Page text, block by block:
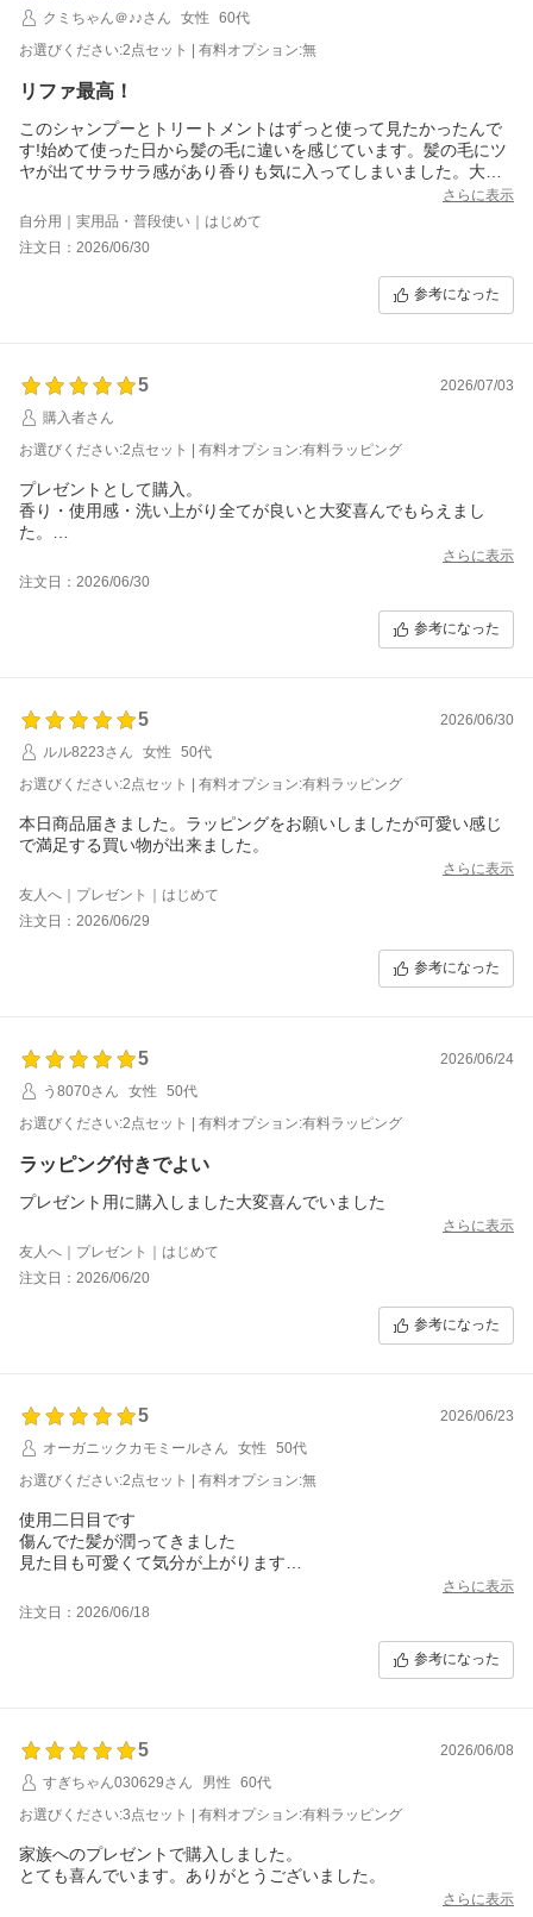
クミちゃん＠♪♪さん
女性
60代
お選びください:2点セット | 有料オプション:無
リファ最高！
このシャンプーとトリートメントはずっと使って見たかったんで
す!始めて使った日から髪の毛に違いを感じています。髪の毛にツ
ヤが出てサラサラ感があり香りも気に入ってしまいました。大フ
また購入したいと思っています。白のボトルも気になっています
(笑)本当にありがとうございました！
さらに表示
自分用｜実用品・普段使い｜はじめて
注文日：2026/06/30
参考になった
5
2026/07/03
購入者さん
お選びください:2点セット | 有料オプション:有料ラッピング
プレゼントとして購入。
香り・使用感・洗い上がり全てが良いと大変喜んでもらえまし
た。
もし髪質や肌質に合わなかったら…と一抹の不安がよぎりながら
のチョイスでしたが、流石はリファミルクピンク、評判どおりの
他サイトやバラエティショップでも取り扱っていますが、公式ギ
フトラッピングはやはり美しく特別感があり、こちらで購入して
さらに表示
注文日：2026/06/30
参考になった
5
2026/06/30
ルル8223さん
女性
50代
お選びください:2点セット | 有料オプション:有料ラッピング
本日商品届きました。ラッピングをお願いしましたが可愛い感じ
で満足する買い物が出来ました。
さらに表示
友人へ｜プレゼント｜はじめて
注文日：2026/06/29
参考になった
5
2026/06/24
う8070さん
女性
50代
お選びください:2点セット | 有料オプション:有料ラッピング
ラッピング付きでよい
プレゼント用に購入しました大変喜んでいました
さらに表示
友人へ｜プレゼント｜はじめて
注文日：2026/06/20
参考になった
5
2026/06/23
オーガニックカモミールさん
女性
50代
お選びください:2点セット | 有料オプション:無
使用二日目です
傷んでた髪が潤ってきました
見た目も可愛くて気分が上がります
ありがとうございます
さらに表示
注文日：2026/06/18
参考になった
5
2026/06/08
すぎちゃん030629さん
男性
60代
お選びください:3点セット | 有料オプション:有料ラッピング
家族へのプレゼントで購入しました。
とても喜んでいます。ありがとうございました。
さらに表示